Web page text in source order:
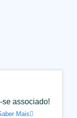
se associado!
Mais